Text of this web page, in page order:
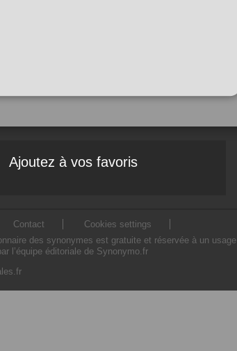
Ajoutez à vos favoris
Contact
Cookies settings
des synonymes est gratuite et réservée à un usage
l’équipe éditoriale de Synonymo.fr